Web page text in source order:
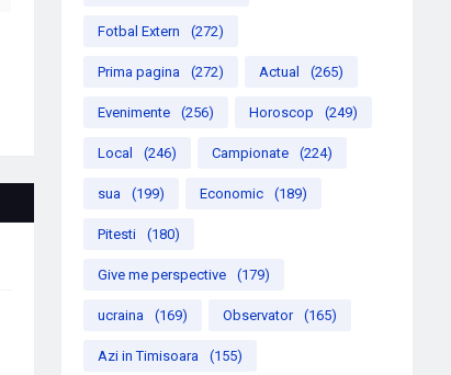
Fotbal Extern (272)
Prima pagina (272) Actual (265)
Evenimente (256) Horoscop (249)
Local (246) Campionate (224)
sua (199) Economic (189)
Pitesti (180)
Give me perspective (179)
ucraina (169) Observator (165)
Azi in Timisoara (155)